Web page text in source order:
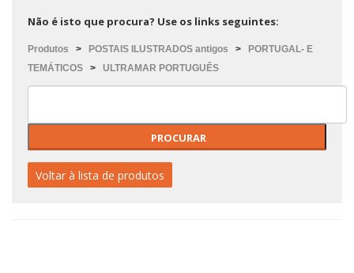
Não é isto que procura? Use os links seguintes:
Produtos > POSTAIS ILUSTRADOS antigos >
PORTUGAL- E
TEMÁTICOS
> ULTRAMAR PORTUGUÊS
Voltar à lista de produtos